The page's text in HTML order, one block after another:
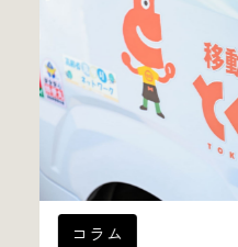
コラム